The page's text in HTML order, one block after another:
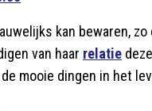
kan bewaren,
van haar relatie
mooie dingen in het